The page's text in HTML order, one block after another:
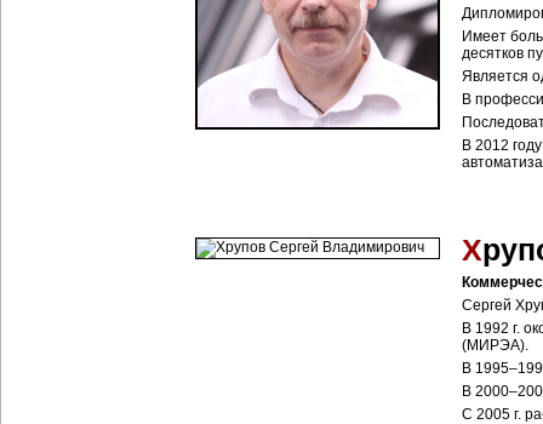
Имеет
десятков
Является
В
В 2012
Х
Сергей
В 1992 г.
(МИРЭА).
В
В
C 2005 г.